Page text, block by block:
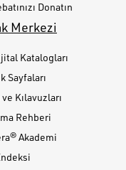
Donatın
Merkezi
Katalogları
Sayfaları
Kılavuzları
Rehberi
Akademi